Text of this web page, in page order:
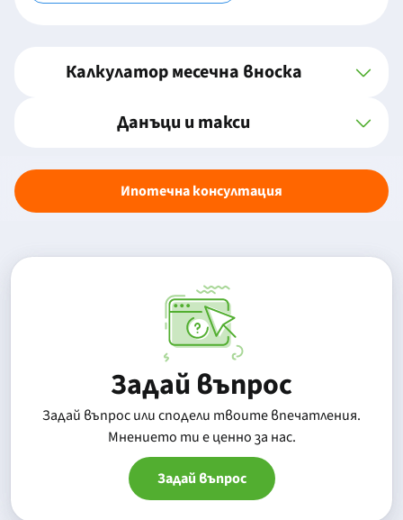
Калкулатор месечна вноска
Данъци и такси
Ипотечна консултация
Задай въпрос
Задай въпрос или сподели твоите впечатления.
Mнението ти е ценно за нас.
Задай въпрос